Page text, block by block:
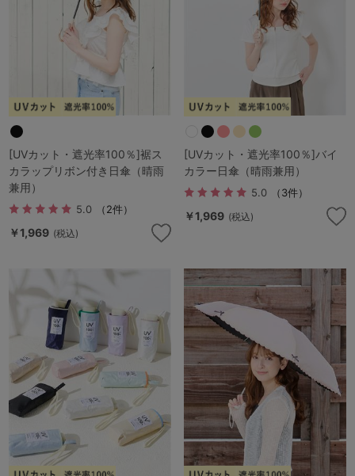
[UVカット・遮光率100％]裾ス
カラップリボン付き日傘（晴雨
兼用）
5.0 （2件）
￥1,969 (税込)
[UVカット・遮光率100％]バイ
カラー日傘（晴雨兼用）
5.0 （3件）
￥1,969 (税込)